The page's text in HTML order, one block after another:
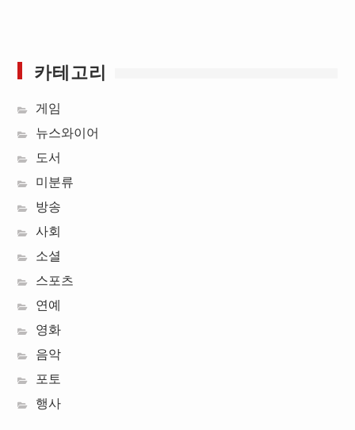
카테고리
게임
뉴스와이어
도서
미분류
방송
사회
소셜
스포츠
연예
영화
음악
포토
행사